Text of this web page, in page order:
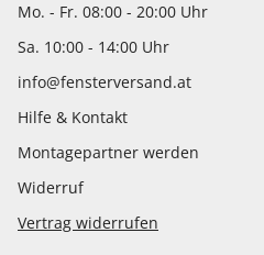
Mo. - Fr. 08:00 - 20:00 Uhr
Sa. 10:00 - 14:00 Uhr
info@fensterversand.at
Hilfe & Kontakt
Montagepartner werden
Widerruf
Vertrag widerrufen